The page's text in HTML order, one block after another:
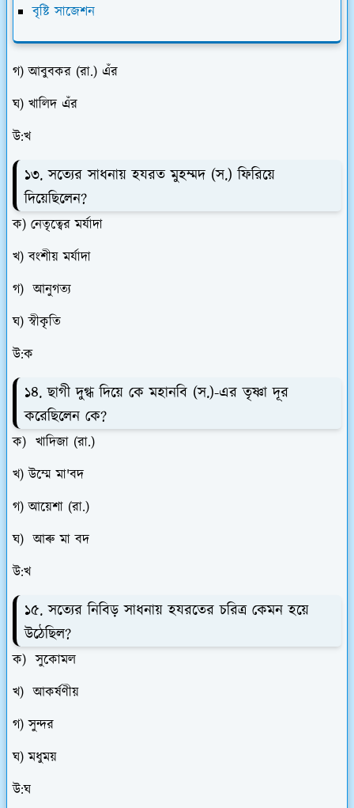
বৃষ্টি সাজেশন
গ) আবুবকর (রা.) এঁর
ঘ) খালিদ এঁর
উ:খ
১৩. সত্যের সাধনায় হযরত মুহম্মদ (স.) ফিরিয়ে
দিয়েছিলেন?
ক) নেতৃত্বের মর্যাদা
খ) বংশীয় মর্যাদা
গ) আনুগত্য
ঘ) স্বীকৃতি
উ:ক
১৪. ছাগী দুগ্ধ দিয়ে কে মহানবি (স.)-এর তৃষ্ণা দূর
করেছিলেন কে?
ক) খাদিজা (রা.)
খ) উম্মে মা'বদ
গ) আয়েশা (রা.)
ঘ) আৰু মা বদ
উ:খ
১৫. সত্যের নিবিড় সাধনায় হযরতের চরিত্র কেমন হয়ে
উঠেছিল?
ক) সুকোমল
খ) আকর্ষণীয়
গ) সুন্দর
ঘ) মধুময়
উ:ঘ